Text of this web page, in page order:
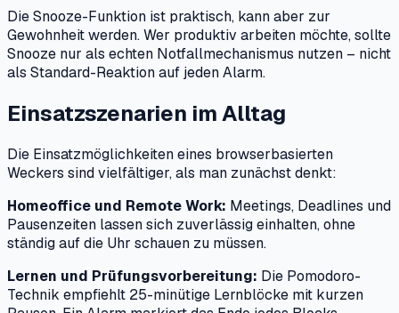
Die Snooze-Funktion ist praktisch, kann aber zur
Gewohnheit werden. Wer produktiv arbeiten möchte, sollte
Snooze nur als echten Notfallmechanismus nutzen – nicht
als Standard-Reaktion auf jeden Alarm.
Einsatzszenarien im Alltag
Die Einsatzmöglichkeiten eines browserbasierten
Weckers sind vielfältiger, als man zunächst denkt:
Homeoffice und Remote Work: Meetings, Deadlines und
Pausenzeiten lassen sich zuverlässig einhalten, ohne
ständig auf die Uhr schauen zu müssen.
Lernen und Prüfungsvorbereitung: Die Pomodoro-
Technik empfiehlt 25-minütige Lernblöcke mit kurzen